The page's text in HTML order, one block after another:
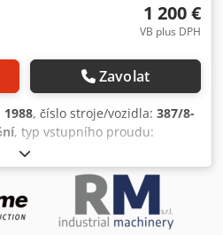
1 200 €
VB plus DPH
Zavolat
1988, číslo stroje/vozidla: 387/8-
, typ vstupního proudu:
(max.):
výšky:mechanický, posuv v
elektrický, celková výška:
3 750 mm , celková šířka:
850
kg , Vybavení:Označení CE,